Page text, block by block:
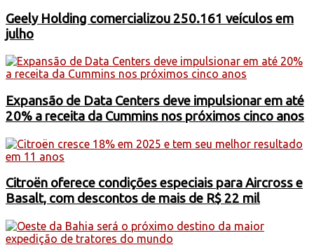
Geely Holding comercializou 250.161 veículos em
julho
Expansão de Data Centers deve impulsionar em até
20% a receita da Cummins nos próximos cinco anos
Citroën oferece condições especiais para Aircross e
Basalt, com descontos de mais de R$ 22 mil